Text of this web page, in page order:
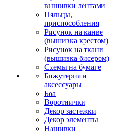
вышивки лентами
Пяльцы,
приспособления
Рисунок на канве
(вышивка крестом)
Рисунок на ткани
(вышивка бисером)
Схемы на бумаге
Бижутерия и
аксессуары
Боа
Воротнички
Декор застежки
Декор элементы
Нашивки